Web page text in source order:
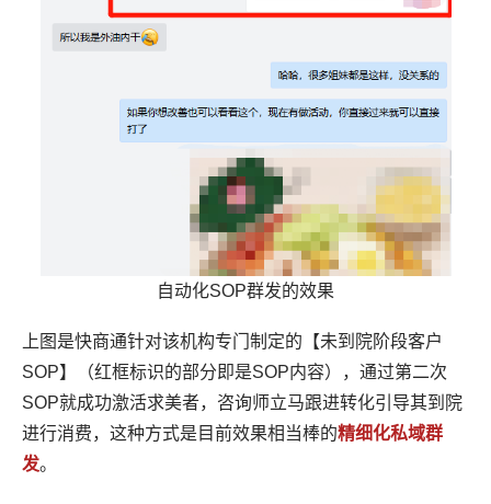
自动化SOP群发的效果
上图是快商通针对该机构专门制定的【未到院阶段客户
SOP】（红框标识的部分即是SOP内容），通过第二次
SOP就成功激活求美者，咨询师立马跟进转化引导其到院
进行消费，这种方式是目前效果相当棒的精细化私域群
发。